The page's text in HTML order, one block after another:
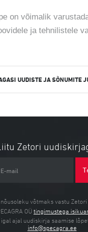
on võimalik
ja tehnilistele
UUDISTE JA SÕNUMITE
Zetori
E-mail
võtmaks vastu
OÜ tingimustega
ajal uudiskirja saamise
info@specagra.ee